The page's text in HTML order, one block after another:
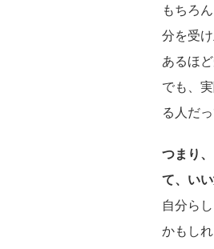
もちろ
分を受
あるほ
でも、
る人だ
つまり
て、い
自分ら
かもしれ